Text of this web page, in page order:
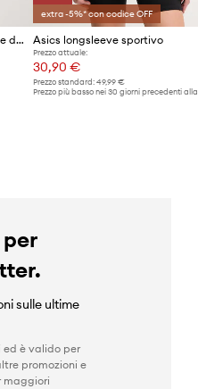
Asics maglietta a maniche lunghe da allenamento da donna ROAD SEAMLESS LS TOP
extra -5%* con codice OFF
Asics longsleeve sportivo
Prezzo attuale:
30,90 €
Prezzo standard: 49,99 €
Prezzo più basso nei 30 giorni precedenti alla
sulle ultime
ed è valido per
promozioni e
maggiori